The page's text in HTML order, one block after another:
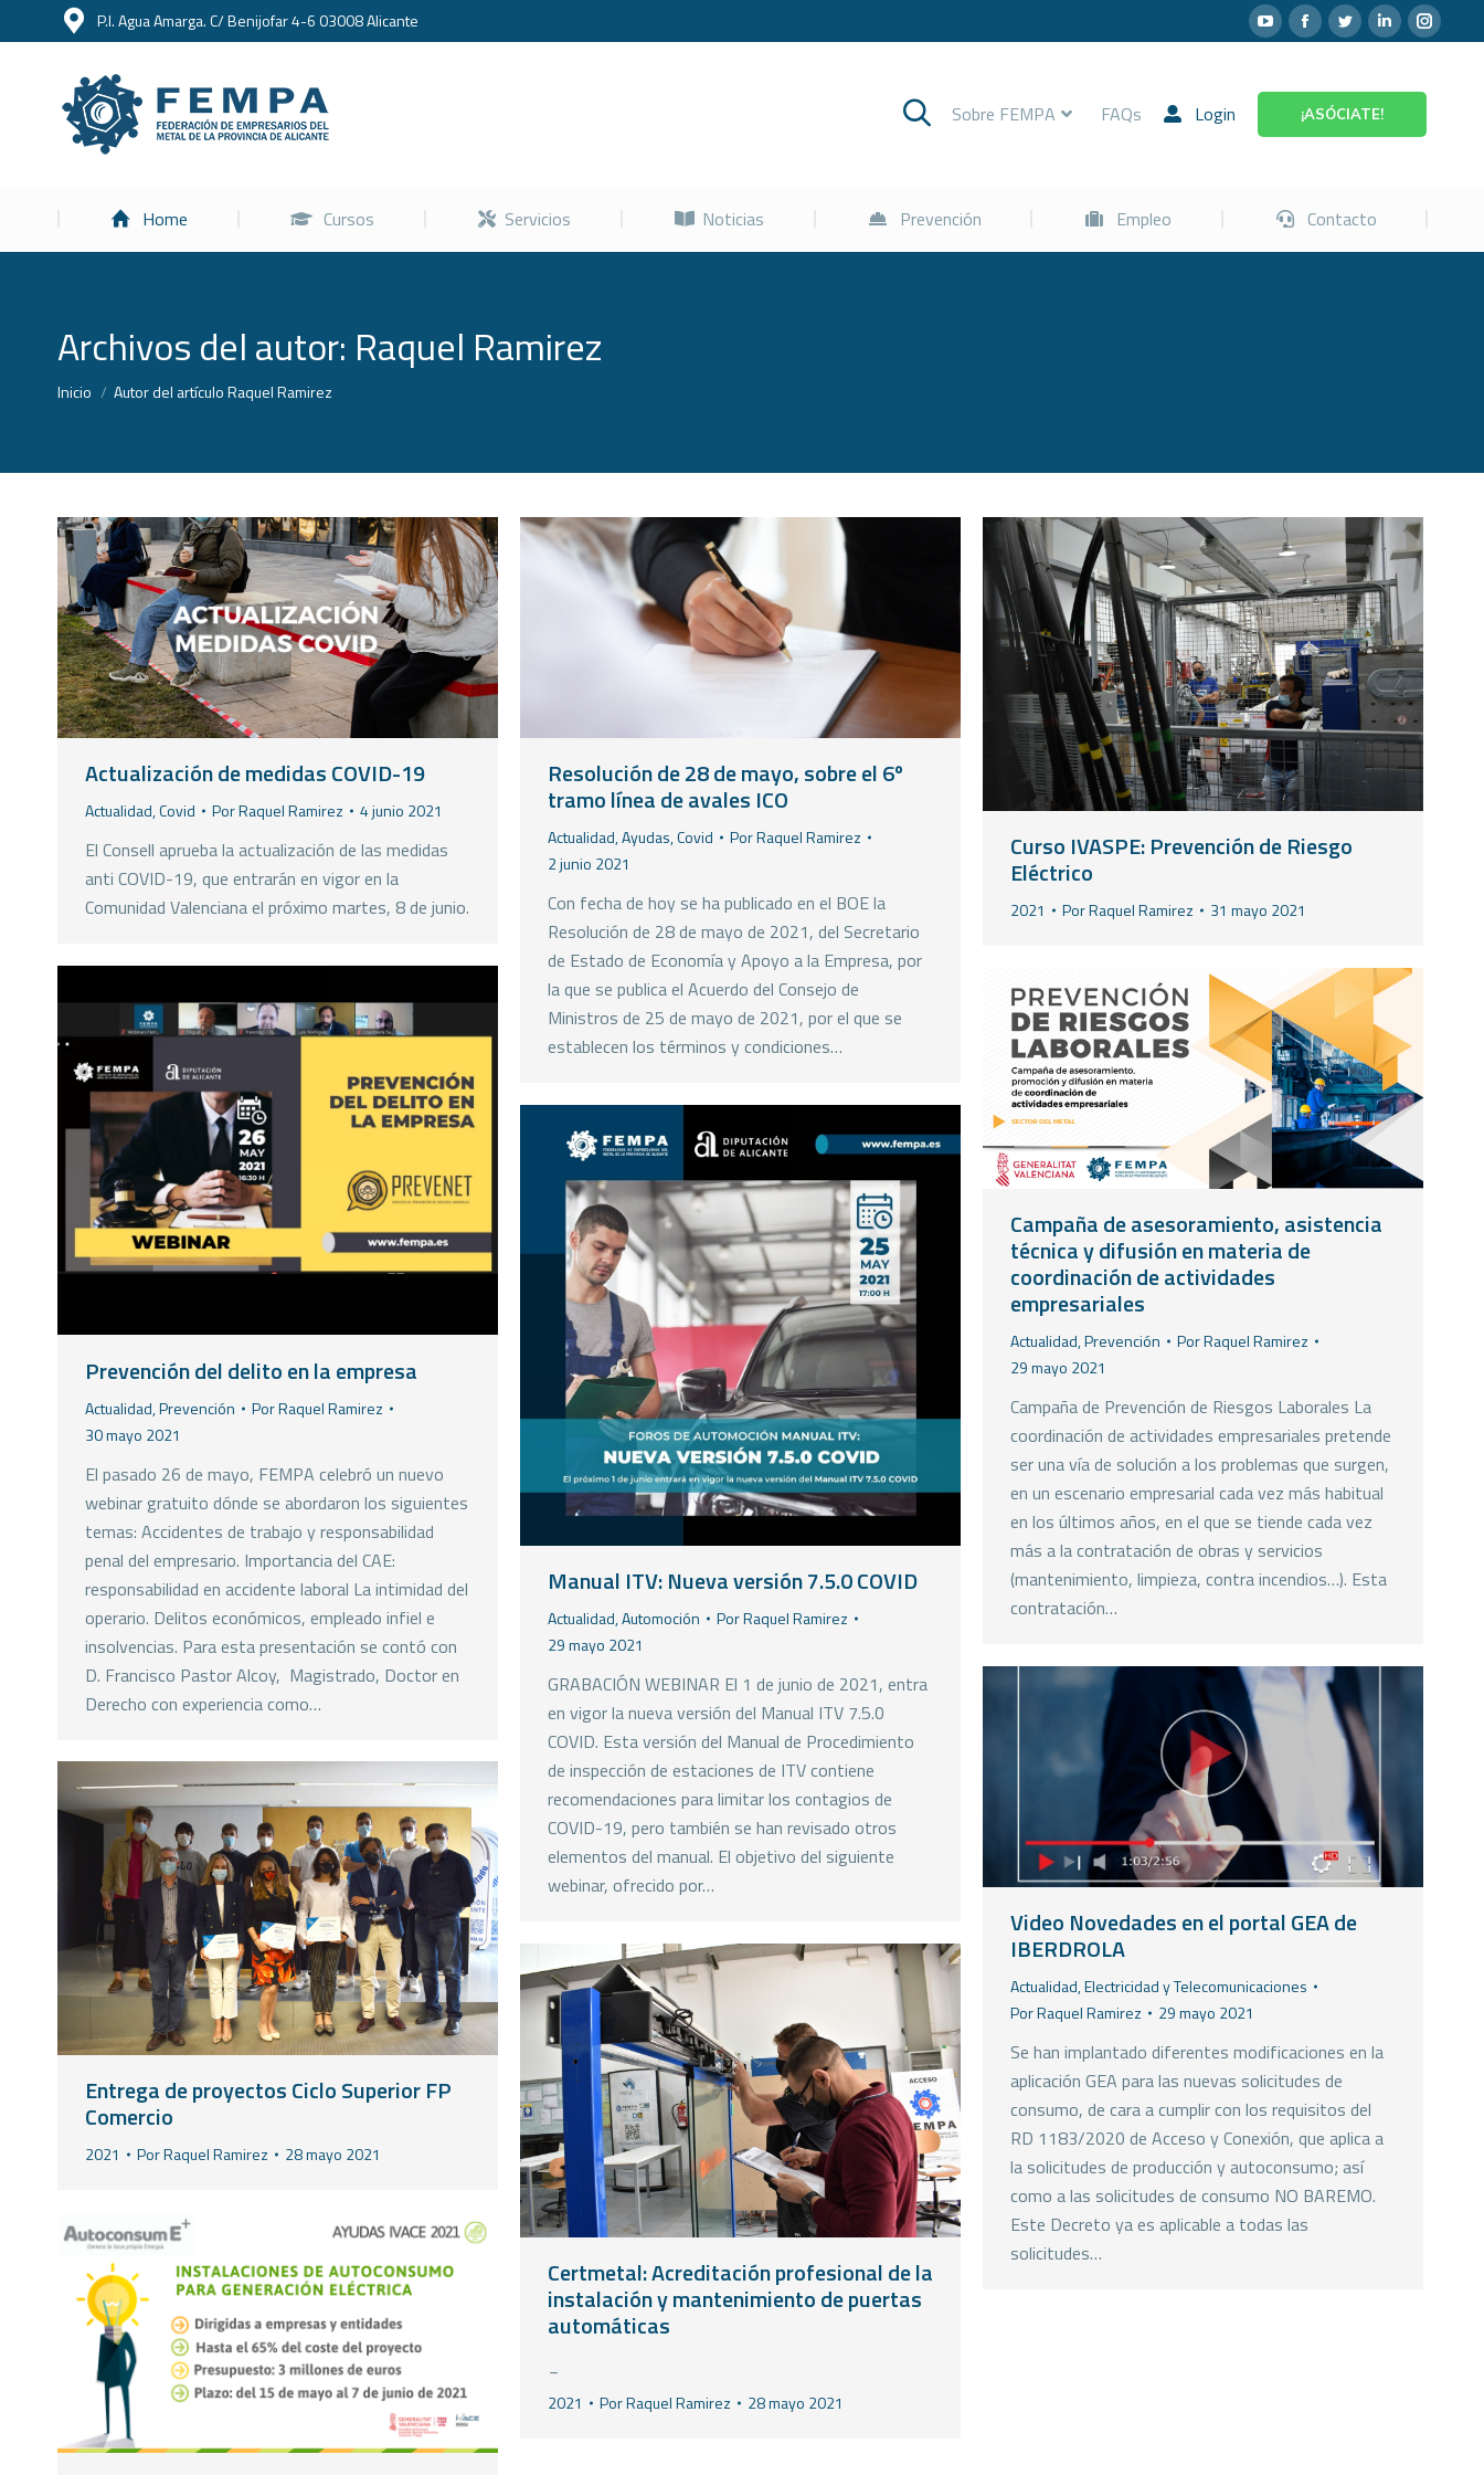
P.I. Agua Amarga. C/ Benijofar 4-6 03008 Alicante
Sobre FEMPA FAQs Login ¡ASÓCIATE!
Home Cursos Servicios Noticias Prevención Empleo Contacto
Archivos del autor: Raquel Ramirez
Estás aquí:
Inicio Autor del artículo Raquel Ramirez
Actualización de medidas COVID-19
Actualidad,Covid PorRaquel Ramirez 4 junio 2021
El Consell aprueba la actualización de las medidas
anti COVID-19, que entrarán en vigor en la
Comunidad Valenciana el próximo martes, 8 de junio.
Resolución de 28 de mayo, sobre el 6º
tramo línea de avales ICO
Actualidad,Ayudas,Covid PorRaquel Ramirez
2 junio 2021
Con fecha de hoy se ha publicado en el BOE la
Resolución de 28 de mayo de 2021, del Secretario
de Estado de Economía y Apoyo a la Empresa, por
la que se publica el Acuerdo del Consejo de
Ministros de 25 de mayo de 2021, por el que se
establecen los términos y condiciones…
Curso IVASPE: Prevención de Riesgo
Eléctrico
2021 PorRaquel Ramirez 31 mayo 2021
Prevención del delito en la empresa
Actualidad,Prevención PorRaquel Ramirez
30 mayo 2021
El pasado 26 de mayo, FEMPA celebró un nuevo
webinar gratuito dónde se abordaron los siguientes
temas: Accidentes de trabajo y responsabilidad
penal del empresario. Importancia del CAE:
responsabilidad en accidente laboral La intimidad del
operario. Delitos económicos, empleado infiel e
insolvencias. Para esta presentación se contó con
D. Francisco Pastor Alcoy, Magistrado, Doctor en
Derecho con experiencia como…
Campaña de asesoramiento, asistencia
técnica y difusión en materia de
coordinación de actividades
empresariales
Actualidad,Prevención PorRaquel Ramirez
29 mayo 2021
Campaña de Prevención de Riesgos Laborales La
coordinación de actividades empresariales pretende
ser una vía de solución a los problemas que surgen,
en un escenario empresarial cada vez más habitual
en los últimos años, en el que se tiende cada vez
más a la contratación de obras y servicios
(mantenimiento, limpieza, contra incendios…). Esta
contratación…
Manual ITV: Nueva versión 7.5.0 COVID
Actualidad,Automoción PorRaquel Ramirez
29 mayo 2021
GRABACIÓN WEBINAR El 1 de junio de 2021, entra
en vigor la nueva versión del Manual ITV 7.5.0
COVID. Esta versión del Manual de Procedimiento
de inspección de estaciones de ITV contiene
recomendaciones para limitar los contagios de
COVID-19, pero también se han revisado otros
elementos del manual. El objetivo del siguiente
webinar, ofrecido por…
Video Novedades en el portal GEA de
IBERDROLA
Actualidad,Electricidad y Telecomunicaciones
PorRaquel Ramirez 29 mayo 2021
Se han implantado diferentes modificaciones en la
aplicación GEA para las nuevas solicitudes de
consumo, de cara a cumplir con los requisitos del
RD 1183/2020 de Acceso y Conexión, que aplica a
la solicitudes de producción y autoconsumo; así
como a las solicitudes de consumo NO BAREMO.
Este Decreto ya es aplicable a todas las
solicitudes…
Entrega de proyectos Ciclo Superior FP
Comercio
2021 PorRaquel Ramirez 28 mayo 2021
Certmetal: Acreditación profesional de la
instalación y mantenimiento de puertas
automáticas
2021 PorRaquel Ramirez 28 mayo 2021
Home Cursos Servicios Noticias Prevención Empleo Contacto